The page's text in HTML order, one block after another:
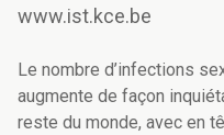
www.ist.kce.be
Le nombre d’infections
augmente de façon
reste du monde, avec en